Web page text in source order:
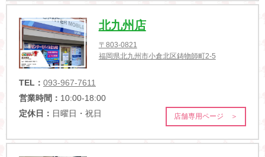
北九州店
〒803-0821
福岡県北九州市小倉北区鋳物師町2-5
TEL： 093-967-7611
営業時間： 10:00-18:00
定休日： 日曜日・祝日 店舗専用ページ ＞